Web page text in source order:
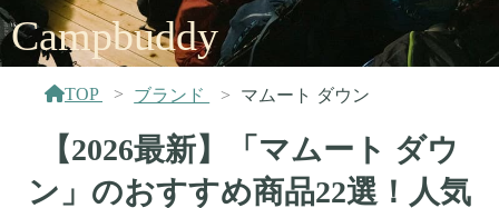
Campbuddy
TOP ブランド マムート ダウン
【2026最新】「マムート ダウ
ン」のおすすめ商品22選！人気